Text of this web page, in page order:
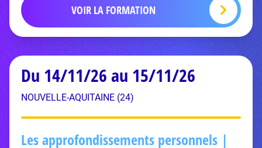
VOIR LA FORMATION
Du 14/11/26 au 15/11/26
NOUVELLE-AQUITAINE (24)
Les approfondissements personnels |